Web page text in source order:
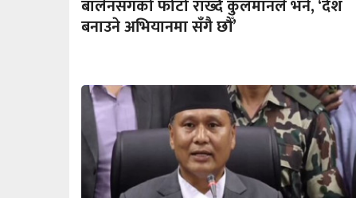
बालेनसँगको फोटो राख्दै कुलमानले भने, ‘देश
बनाउने अभियानमा सँगै छौँ’